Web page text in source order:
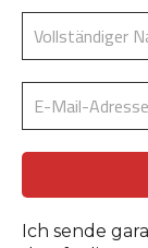
Ich sende